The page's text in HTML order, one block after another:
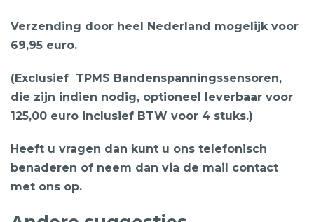
Verzending door heel Nederland mogelijk voor
69,95 euro.
(Exclusief TPMS Bandenspanningssensoren,
die zijn indien nodig, optioneel leverbaar voor
125,00 euro inclusief BTW voor 4 stuks.)
Heeft u vragen dan kunt u ons telefonisch
benaderen of neem dan via de mail contact
met ons op.